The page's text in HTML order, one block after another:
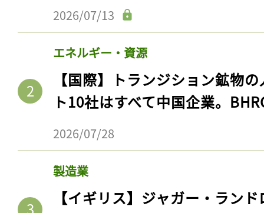
2026/07/13
エネルギー・資源
【国際】トランジション鉱物
ト10社はすべて中国企業。
2026/07/28
製造業
【イギリス】ジャガー・ラン